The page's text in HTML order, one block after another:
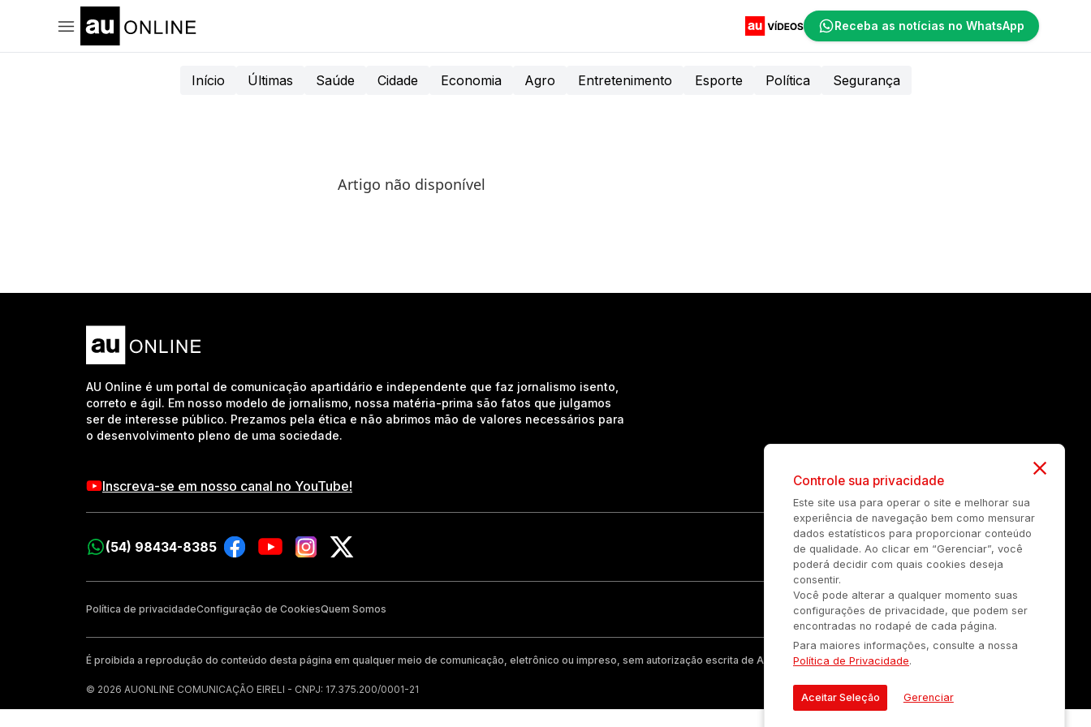
Receba as notícias no WhatsApp
Início Últimas Saúde Cidade Economia Agro Entretenimento Esporte Política Segurança
Artigo não disponível
AU Online é um portal de comunicação apartidário e independente que faz jornalismo isento,
correto e ágil. Em nosso modelo de jornalismo, nossa matéria-prima são fatos que julgamos
ser de interesse público. Prezamos pela ética e não abrimos mão de valores necessários para
o desenvolvimento pleno de uma sociedade.
Inscreva-se em nosso canal no YouTube!
(54) 98434-8385
Política de privacidadeConfiguração de CookiesQuem Somos
É proibida a reprodução do conteúdo desta página em qualquer meio de comunicação, eletrônico ou impreso, sem autorização escrita de Auonline Comunicação Eireli.
© 2026 AUONLINE COMUNICAÇÃO EIRELI - CNPJ: 17.375.200/0001-21
Controle sua privacidade
Este site usa para operar o site e melhorar sua
experiência de navegação bem como mensurar
dados estatísticos para proporcionar conteúdo
de qualidade. Ao clicar em “Gerenciar”, você
poderá decidir com quais cookies deseja
consentir.
Você pode alterar a qualquer momento suas
configurações de privacidade, que podem ser
encontradas no rodapé de cada página.
Para maiores informações, consulte a nossa
Política de Privacidade.
Aceitar Seleção Gerenciar